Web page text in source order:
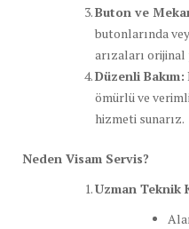
Buton ve
butonlarında
arızaları
Düzenli Bakım:
ömürlü ve
hizmeti sunarız.
Neden Visam Servis?
Uzman Teknik